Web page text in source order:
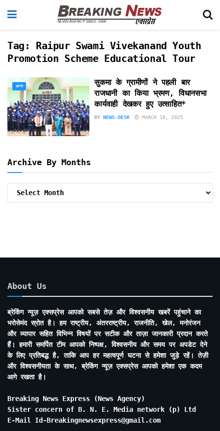
Tag: Raipur Swami Vivekanand Youth
Promotion Scheme Educational Tour
अन्य
सुकमा के ग्रामीणों ने पहली बार
राजधानी का किया भ्रमण, विधानसभा
कार्यवाही देखकर हुए उत्साहित*
BY NEWS-DESK MARCH 18, 2025
Archive By Months
About Us
ब्रेकिंग न्यूज़ एक्सप्रेस आपको सबसे तेज़ और विश्वसनीय खबरें पहुंचाने का
भरोसेमंद स्रोत है। हम राष्ट्रीय, अंतरराष्ट्रीय, राजनीति, खेल, मनोरंजन
और व्यापार सहित विभिन्न विषयों पर सटीक और ताज़ा जानकारी प्रदान करते
हैं। हमारी समर्पित टीम आपको निष्पक्ष, विश्वसनीय और समय पर अपडेट देने
के लिए प्रतिबद्ध है, ताकि आप हर महत्वपूर्ण घटना से हमेशा जुड़े रहें। तेज़ी
और विश्वसनीयता के साथ, ब्रेकिंग न्यूज़ एक्सप्रेस आपको हमेशा एक कदम
आगे रखता है।
Breaking News Express (News Agency)
Sister concern of B. N. E. Media network (p) Ltd
E-Mail Id-Breakingnewsexpress@gmail.com